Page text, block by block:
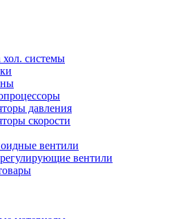
системы
давления
скорости
вентили
вентили